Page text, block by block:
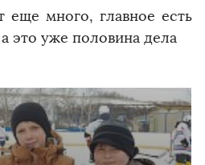
еще много, главное есть
это уже половина дела